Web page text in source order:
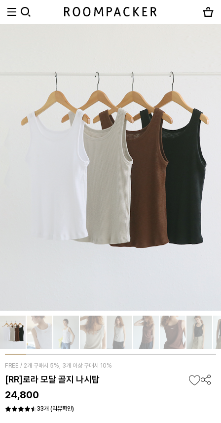
FREE / 2개 구매시 5%, 3개 이상 구매시 10%
[RR]로라 모달 골지 나시탑
24,800
33개 (리뷰확인)